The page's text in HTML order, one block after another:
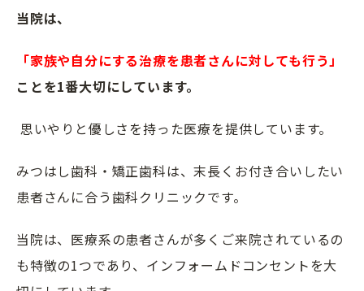
当院は、
「家族や自分にする治療を患者さんに対しても行う」
ことを1番大切にしています。
思いやりと優しさを持った医療を提供しています。
みつはし歯科・矯正歯科は、末長くお付き合いしたい
患者さんに合う歯科クリニックです。
当院は、医療系の患者さんが多くご来院されているの
も特徴の1つであり、インフォームドコンセントを大